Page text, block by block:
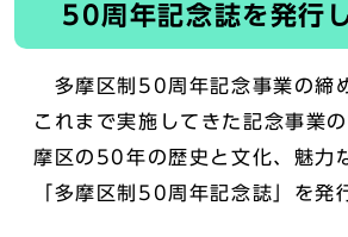
50周年記念誌を発行
多摩区制50周年記念事業の締
これまで実施してきた記念事業
摩区の50年の歴史と文化、魅力
「多摩区制50周年記念誌」を発